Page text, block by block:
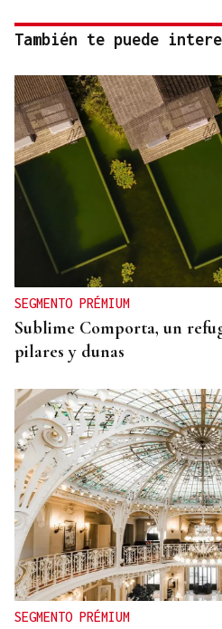
También te puede
SEGMENTO PRÉMIUM
Sublime Comporta, un
pilares y dunas
SEGMENTO PRÉMIUM